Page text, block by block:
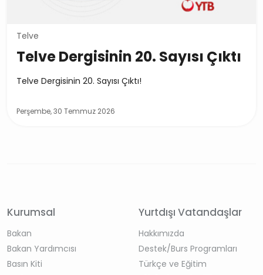
Telve
Telve Dergisinin 20. Sayısı Çıktı
Telve Dergisinin 20. Sayısı Çıktı!
Perşembe, 30 Temmuz 2026
Kurumsal
Bakan
Bakan Yardımcısı
Basın Kiti
Yurtdışı Vatandaşlar
Hakkımızda
Destek/Burs Programları
Türkçe ve Eğitim